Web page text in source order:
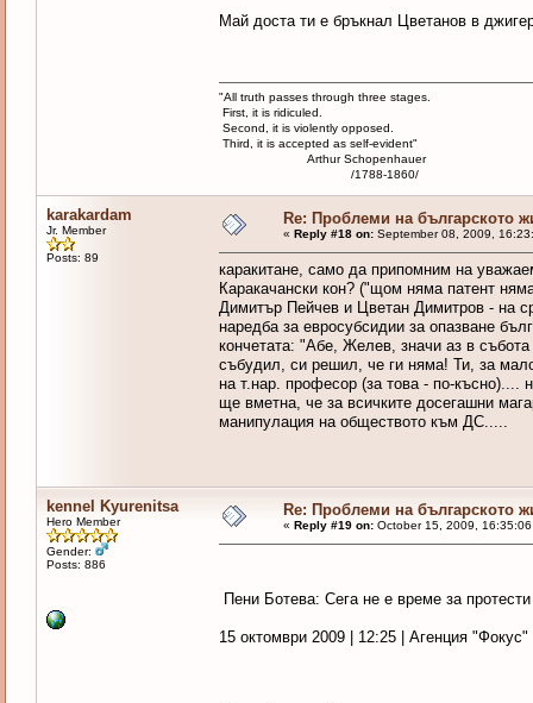
Май доста ти е бръкнал Цветанов в
"All truth passes through three stages.
First, it is ridiculed.
Second, it is violently opposed.
Third, it is accepted as self-evident"
Arthur Schopenhauer
/1788-1860/
karakardam
Jr. Member
Posts: 89
Re: Проблеми на българското
« Reply #18 on:September 08, 2009,
каракитане, само да припомним на
Каракачански кон? ("щом няма патент
Димитър Пейчев и Цветан Димитров - на
наредба за евросубсидии за опазване
кончетата: "Абе, Желев, значи аз в
събудил, си решил, че ги няма! Ти, за
на т.нар. професор (за това - по-късно)....
ще вметна, че за всичките досегашни
манипулация на обществото към ДС.....
kennel Kyurenitsa
Hero Member
Gender:
Posts: 886
Re: Проблеми на българското
« Reply #19 on:October 15, 2009, 16:35:06
Пени Ботева: Сега не е време за протести
15 октомври 2009 | 12:25 | Агенция